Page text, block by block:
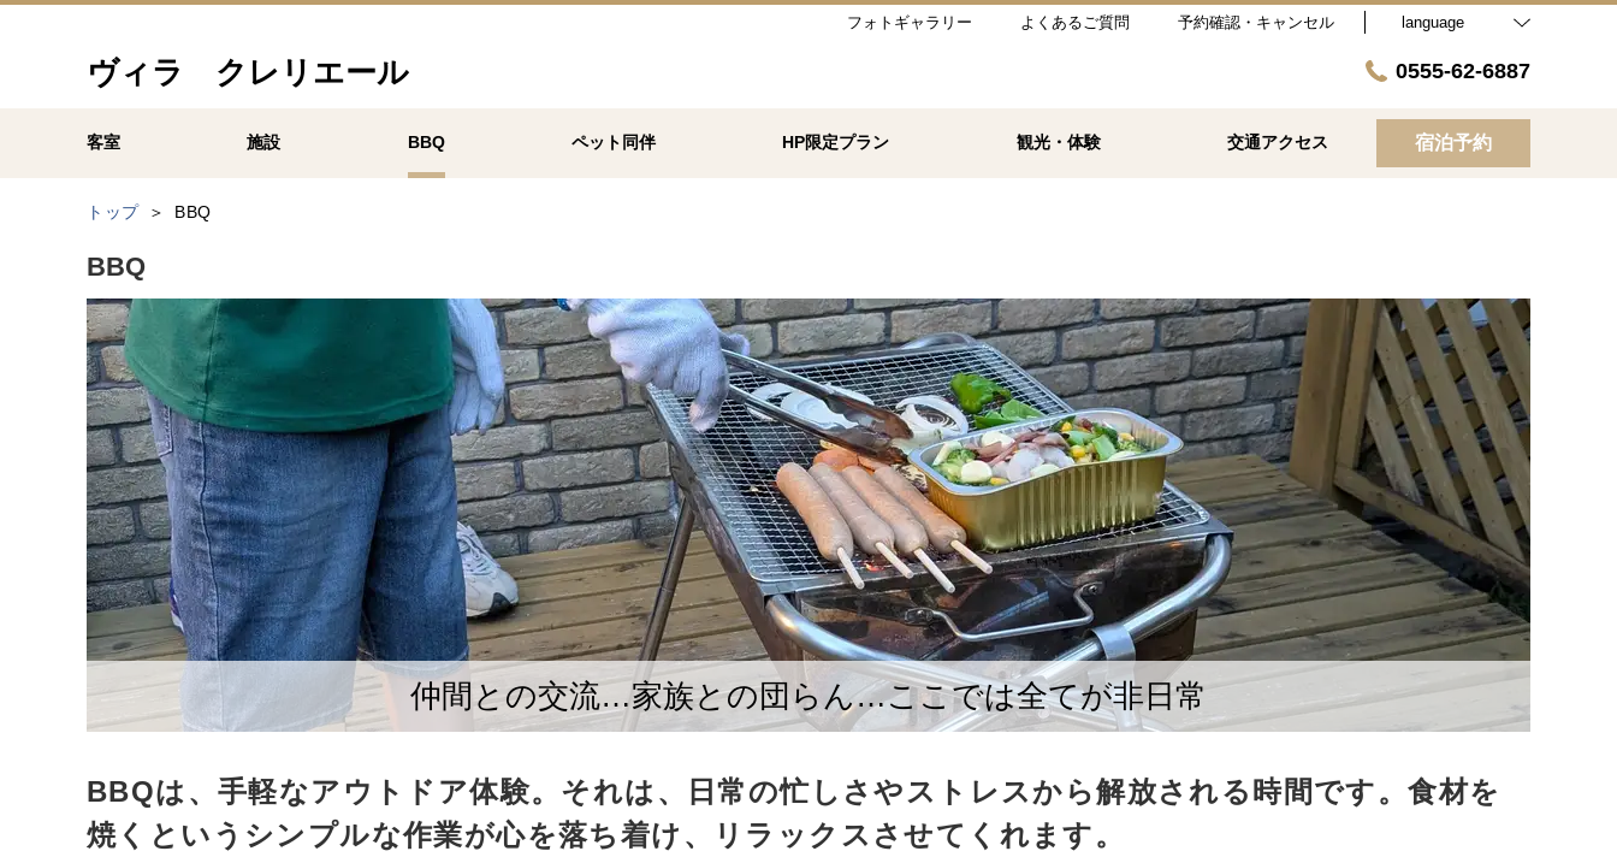
フォトギャラリー よくあるご質問 予約確認・キャンセル language
ヴィラ クレリエール 0555-62-6887
客室 施設 BBQ ペット同伴 HP限定プラン 観光・体験 交通アクセス 宿泊予約
トップ BBQ
BBQ
仲間との交流…家族との団らん…ここでは全てが非日常
BBQは、手軽なアウトドア体験。それは、日常の忙しさやストレスから解放される時間です。食材を
焼くというシンプルな作業が心を落ち着け、リラックスさせてくれます。